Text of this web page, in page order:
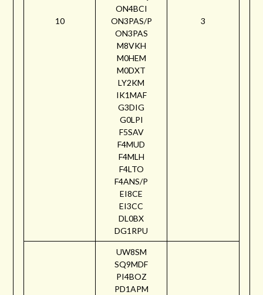
10
ON4BCI
ON3PAS/P
ON3PAS
M8VKH
M0HEM
M0DXT
LY2KM
IK1MAF
G3DIG
G0LPI
F5SAV
F4MUD
F4MLH
F4LTO
F4ANS/P
EI8CE
EI3CC
DL0BX
DG1RPU
3
UW8SM
SQ9MDF
PI4BOZ
PD1APM